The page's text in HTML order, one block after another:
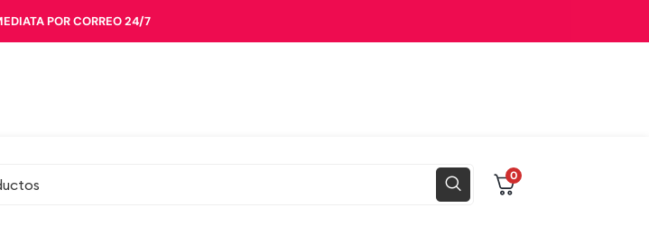
0
POR CORREO 24/7